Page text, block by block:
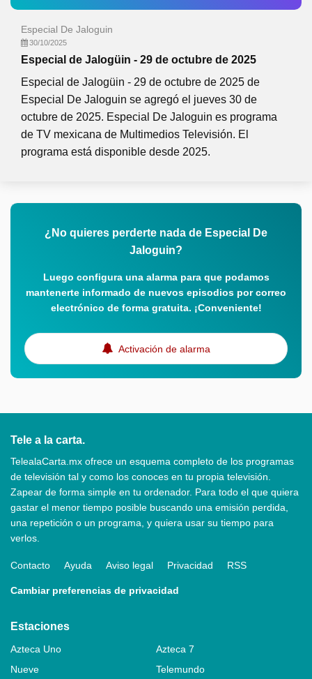
Especial De Jaloguin
30/10/2025
Especial de Jalogüin - 29 de octubre de 2025
Especial de Jalogüin - 29 de octubre de 2025 de
Especial De Jaloguin se agregó el jueves 30 de
octubre de 2025. Especial De Jaloguin es programa
de TV mexicana de Multimedios Televisión. El
programa está disponible desde 2025.
¿No quieres perderte nada de Especial De
Jaloguin?
Luego configura una alarma para que podamos
mantenerte informado de nuevos episodios por correo
electrónico de forma gratuita. ¡Conveniente!
Activación de alarma
Tele a la carta.
TelealaCarta.mx ofrece un esquema completo de los programas
de televisión tal y como los conoces en tu propia televisión.
Zapear de forma simple en tu ordenador. Para todo el que quiera
gastar el menor tiempo posible buscando una emisión perdida,
una repetición o un programa, y quiera usar su tiempo para
verlos.
Contacto Ayuda Aviso legal Privacidad RSS
Cambiar preferencias de privacidad
Estaciones
Azteca Uno
Azteca 7
Nueve
Telemundo